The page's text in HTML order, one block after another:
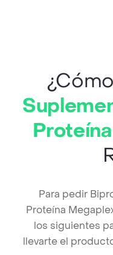
Para pedir
Proteína
los siguientes
llevarte el